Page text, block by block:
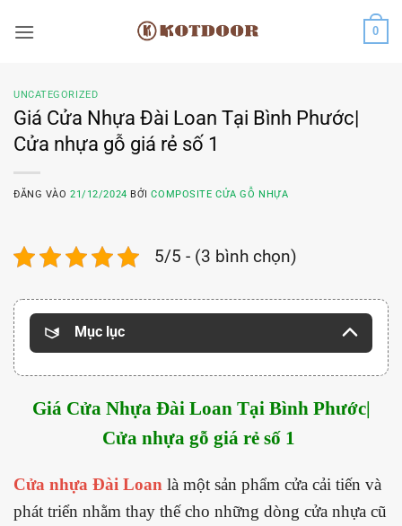
qua
0
UNCATEGORIZED
Giá Cửa Nhựa Đài Loan Tại Bình Phước|
Cửa nhựa gỗ giá rẻ số 1
ĐĂNG VÀO21/12/2024 BỞICOMPOSITE CỬA GỖ NHỰA
5/5 - (3 bình chọn)
Mục lục
Giá Cửa Nhựa Đài Loan Tại Bình Phước|
Cửa nhựa gỗ giá rẻ số 1
Cửa nhựa Đài Loan là một sản phẩm cửa cải tiến và
phát triển nhằm thay thế cho những dòng cửa nhựa cũ